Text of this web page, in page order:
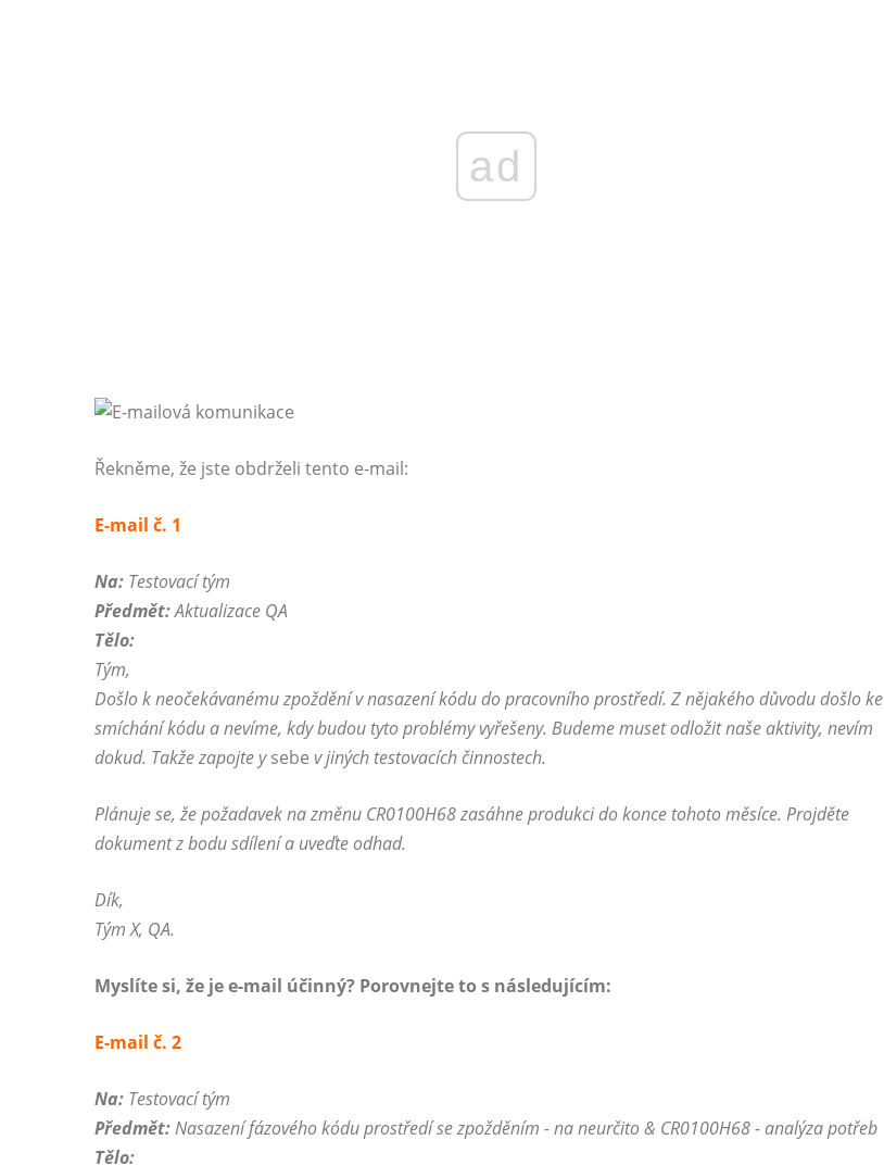
ad
Řekněme, že jste obdrželi tento e-mail:
E-mail č. 1
Na: Testovací tým
Předmět:Aktualizace QA
Tělo:
Tým,
Došlo k neočekávanému zpoždění v nasazení kódu do pracovního prostředí. Z nějakého důvodu došlo ke
smíchání kódu a nevíme, kdy budou tyto problémy vyřešeny. Budeme muset odložit naše aktivity, nevím
dokud. Takže zapojte ysebe v jiných testovacích činnostech.
Plánuje se, že požadavek na změnu CR0100H68 zasáhne produkci do konce tohoto měsíce. Projděte
dokument z bodu sdílení a uveďte odhad.
Dík,
Tým X, QA.
Myslíte si, že je e-mail účinný? Porovnejte to s následujícím:
E-mail č. 2
Na: Testovací tým
Předmět:Nasazení fázového kódu prostředí se zpožděním - na neurčito & CR0100H68 - analýza potřeb
Tělo: